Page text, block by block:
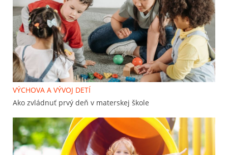
VÝCHOVA A VÝVOJ DETÍ
Ako zvládnuť prvý deň v materskej škole